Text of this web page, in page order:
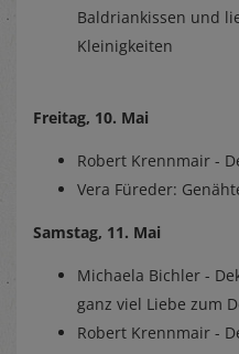
Baldriankissen und
Kleinigkeiten
Freitag, 10. Mai
Robert Krennmair -
Vera Füreder:
Samstag, 11. Mai
Michaela Bichler -
ganz viel Liebe zum
Robert Krennmair -